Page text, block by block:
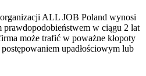
ALL JOB Poland wynosi
prawdopodobieństwem w ciągu 2 lat
może trafić w poważne kłopoty
upadłościowym lub